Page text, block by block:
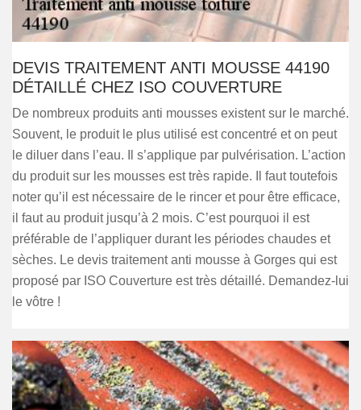
DEVIS TRAITEMENT ANTI MOUSSE 44190
DÉTAILLÉ CHEZ ISO COUVERTURE
De nombreux produits anti mousses existent sur le marché.
Souvent, le produit le plus utilisé est concentré et on peut
le diluer dans l’eau. Il s’applique par pulvérisation. L’action
du produit sur les mousses est très rapide. Il faut toutefois
noter qu’il est nécessaire de le rincer et pour être efficace,
il faut au produit jusqu’à 2 mois. C’est pourquoi il est
préférable de l’appliquer durant les périodes chaudes et
sèches. Le devis traitement anti mousse à Gorges qui est
proposé par ISO Couverture est très détaillé. Demandez-lui
le vôtre !